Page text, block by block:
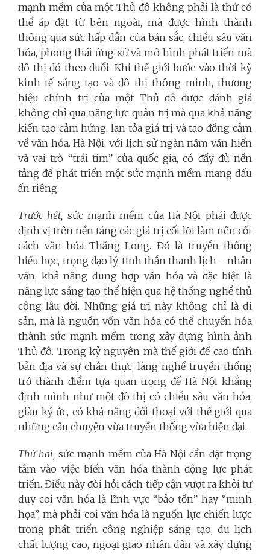
mạnh mềm của một Thủ đô không phải là thứ có
thể áp đặt từ bên ngoài, mà được hình thành
thông qua sức hấp dẫn của bản sắc, chiều sâu văn
hóa, phong thái ứng xử và mô hình phát triển mà
đô thị đó theo đuổi. Khi thế giới bước vào thời kỳ
kinh tế sáng tạo và đô thị thông minh, thương
hiệu chính trị của một Thủ đô được đánh giá
không chỉ qua năng lực quản trị mà qua khả năng
kiến tạo cảm hứng, lan tỏa giá trị và tạo đồng cảm
về văn hóa. Hà Nội, với lịch sử ngàn năm văn hiến
và vai trò “trái tim” của quốc gia, có đầy đủ nền
tảng để phát triển một sức mạnh mềm mang dấu
ấn riêng.
Trước hết, sức mạnh mềm của Hà Nội phải được
định vị trên nền tảng các giá trị cốt lõi làm nên cốt
cách văn hóa Thăng Long. Đó là truyền thống
hiếu học, trọng đạo lý, tinh thần thanh lịch - nhân
văn, khả năng dung hợp văn hóa và đặc biệt là
năng lực sáng tạo thể hiện qua hệ thống nghề thủ
công lâu đời. Những giá trị này không chỉ là di
sản, mà là nguồn vốn văn hóa có thể chuyển hóa
thành sức mạnh mềm trong xây dựng hình ảnh
Thủ đô. Trong kỷ nguyên mà thế giới đề cao tính
bản địa và sự chân thực, làng nghề truyền thống
trở thành điểm tựa quan trọng để Hà Nội khẳng
định mình như một đô thị có chiều sâu văn hóa,
giàu ký ức, có khả năng đối thoại với thế giới qua
những câu chuyện vừa truyền thống vừa hiện đại.
Thứ hai, sức mạnh mềm của Hà Nội cần đặt trọng
tâm vào việc biến văn hóa thành động lực phát
triển. Điều này đòi hỏi cách tiếp cận vượt ra khỏi tư
duy coi văn hóa là lĩnh vực “bảo tồn” hay “minh
họa”, mà phải coi văn hóa là nguồn lực chiến lược
trong phát triển công nghiệp sáng tạo, du lịch
chất lượng cao, ngoại giao nhân dân và xây dựng